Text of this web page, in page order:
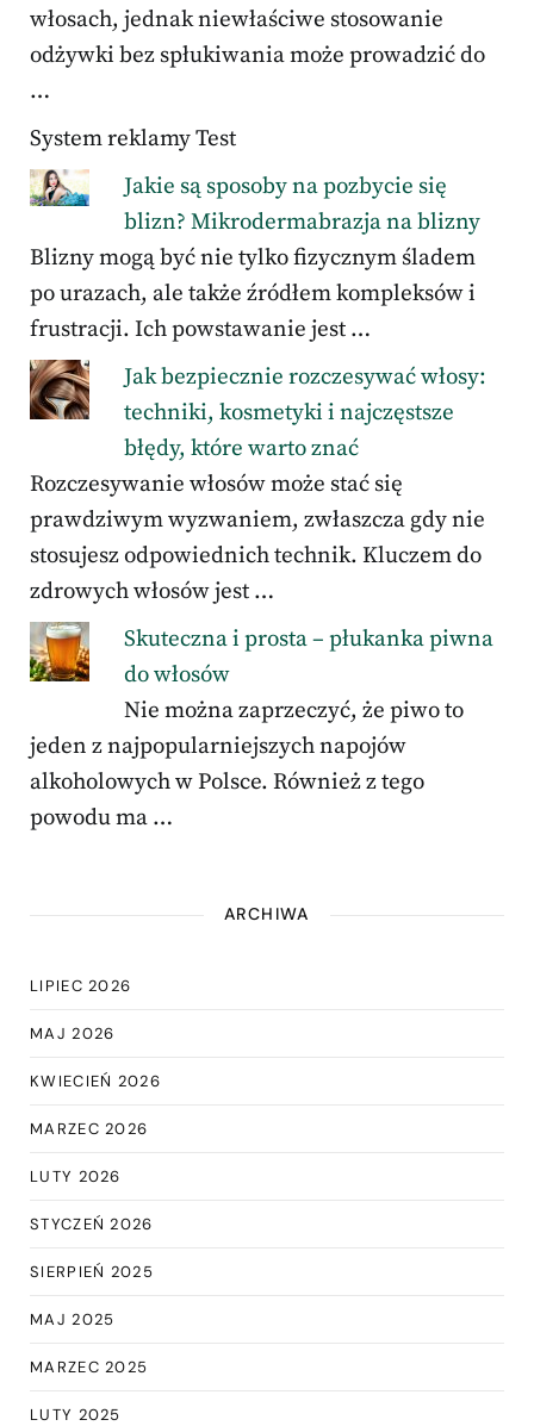
włosach, jednak niewłaściwe stosowanie
odżywki bez spłukiwania może prowadzić do
…
System reklamy Test
Jakie są sposoby na pozbycie się
blizn? Mikrodermabrazja na blizny
Blizny mogą być nie tylko fizycznym śladem
po urazach, ale także źródłem kompleksów i
frustracji. Ich powstawanie jest …
Jak bezpiecznie rozczesywać włosy:
techniki, kosmetyki i najczęstsze
błędy, które warto znać
Rozczesywanie włosów może stać się
prawdziwym wyzwaniem, zwłaszcza gdy nie
stosujesz odpowiednich technik. Kluczem do
zdrowych włosów jest …
Skuteczna i prosta – płukanka piwna
do włosów
Nie można zaprzeczyć, że piwo to
jeden z najpopularniejszych napojów
alkoholowych w Polsce. Również z tego
powodu ma …
ARCHIWA
LIPIEC 2026
MAJ 2026
KWIECIEŃ 2026
MARZEC 2026
LUTY 2026
STYCZEŃ 2026
SIERPIEŃ 2025
MAJ 2025
MARZEC 2025
LUTY 2025